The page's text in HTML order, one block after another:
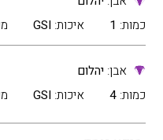
כמות: 1 איכות: GSI
אבן:יהלום
כמות: 4 איכות: GSI